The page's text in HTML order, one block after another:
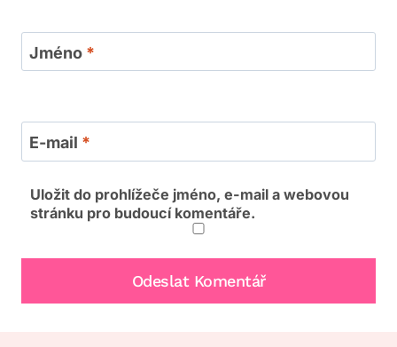
Jméno *
E-mail *
Uložit do prohlížeče jméno, e-mail a webovou
stránku pro budoucí komentáře.